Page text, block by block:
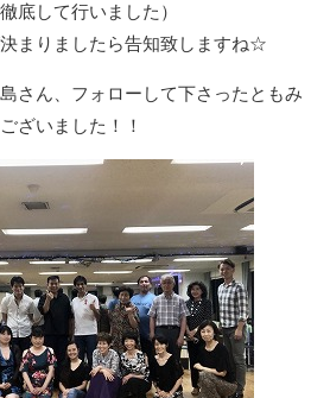
底して行いました）
まりましたら告知致しますね☆
さん、フォローして下さったともみ
ざいました！！